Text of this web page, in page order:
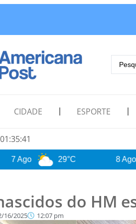
CIDADE ESPORTE
29°C 8 Ago 28°C
do HM
16/2025 12:07 pm